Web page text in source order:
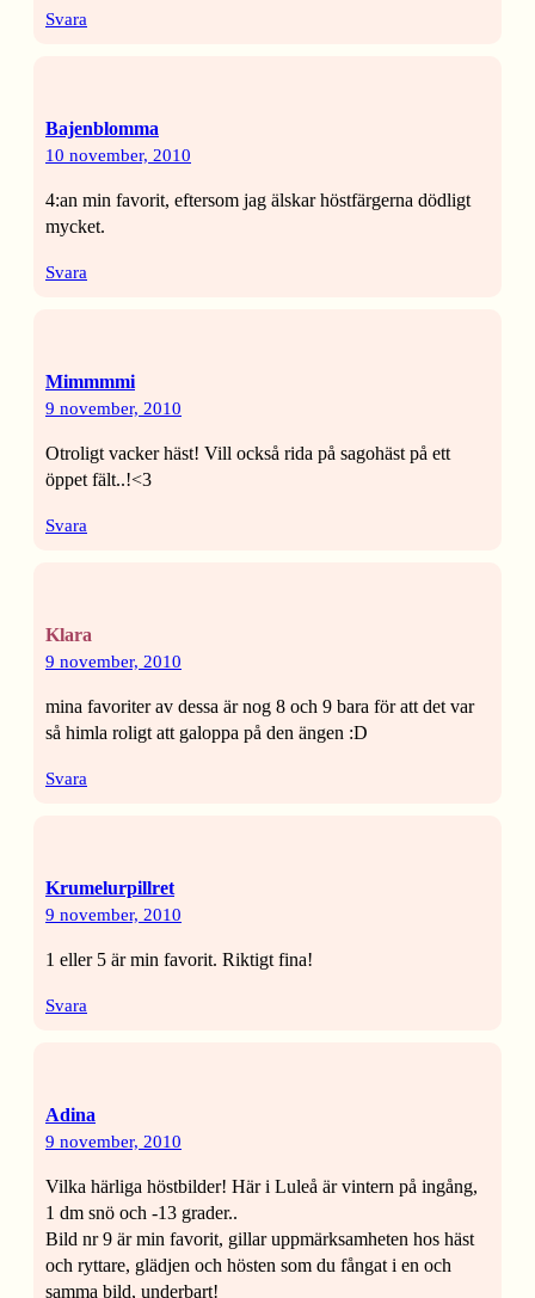
Svara
Bajenblomma
10 november, 2010
4:an min favorit, eftersom jag älskar höstfärgerna dödligt
mycket.
Svara
Mimmmmi
9 november, 2010
Otroligt vacker häst! Vill också rida på sagohäst på ett
öppet fält..!<3
Svara
Klara
9 november, 2010
mina favoriter av dessa är nog 8 och 9 bara för att det var
så himla roligt att galoppa på den ängen :D
Svara
Krumelurpillret
9 november, 2010
1 eller 5 är min favorit. Riktigt fina!
Svara
Adina
9 november, 2010
Vilka härliga höstbilder! Här i Luleå är vintern på ingång,
1 dm snö och -13 grader..
Bild nr 9 är min favorit, gillar uppmärksamheten hos häst
och ryttare, glädjen och hösten som du fångat i en och
samma bild, underbart!